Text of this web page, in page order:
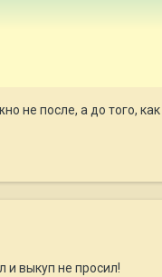
не после, а до того,
и выкуп не просил!